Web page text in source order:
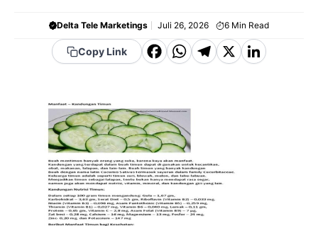
Delta Tele Marketings Juli 26, 2026 6 Min Read
Copy Link
F
e
b
o
o
k
W
t
s
A
p
p
T
a
m
X Li